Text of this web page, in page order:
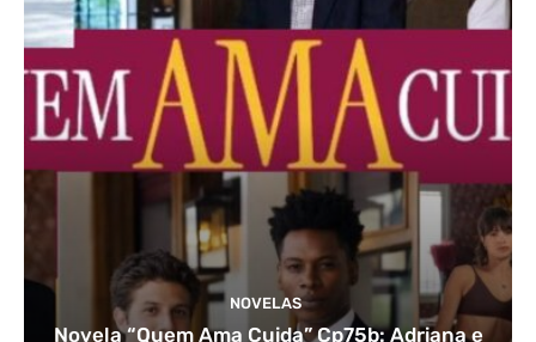
NOVELAS
Novela “Quem Ama Cuida” Cp75b: Adriana e